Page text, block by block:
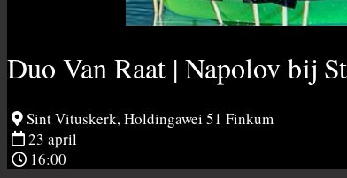
Duo Van Raat | Napolov bij
Sint Vituskerk, Holdingawei 51 Finkum
23 april
16:00